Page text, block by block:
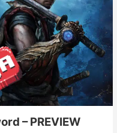
– PREVIEW